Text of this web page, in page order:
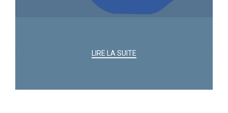
LIRE LA SUITE